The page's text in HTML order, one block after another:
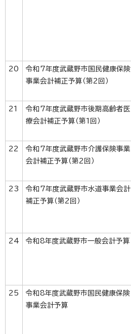
20
令和7年度武蔵野市国民健康保険
事業会計補正予算（第2回）
21
令和7年度武蔵野市後期高齢者医
療会計補正予算（第1回）
22
令和7年度武蔵野市介護保険事業
会計補正予算（第2回）
23
令和7年度武蔵野市水道事業会計
補正予算（第2回）
24 令和8年度武蔵野市一般会計予算
25
令和8年度武蔵野市国民健康保険
事業会計予算